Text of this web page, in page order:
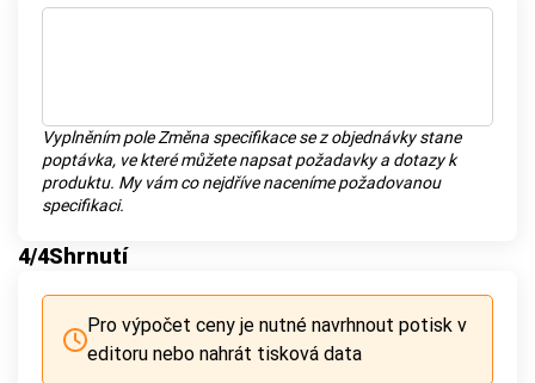
Vyplněním pole Změna specifikace se z objednávky stane
poptávka, ve které můžete napsat požadavky a dotazy k
produktu. My vám co nejdříve naceníme požadovanou
specifikaci.
4/4Shrnutí
Pro výpočet ceny je nutné navrhnout potisk v
editoru nebo nahrát tisková data